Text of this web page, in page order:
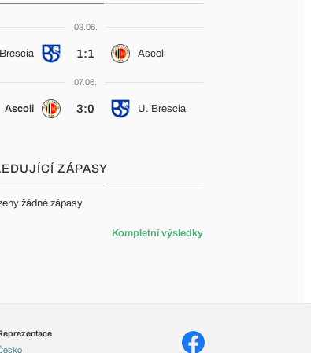
03.06.
1:1 Ascoli
07.06.
Ascoli 3:0 U. Brescia
ZÁPASY
žádné zápasy
Kompletní výsledky